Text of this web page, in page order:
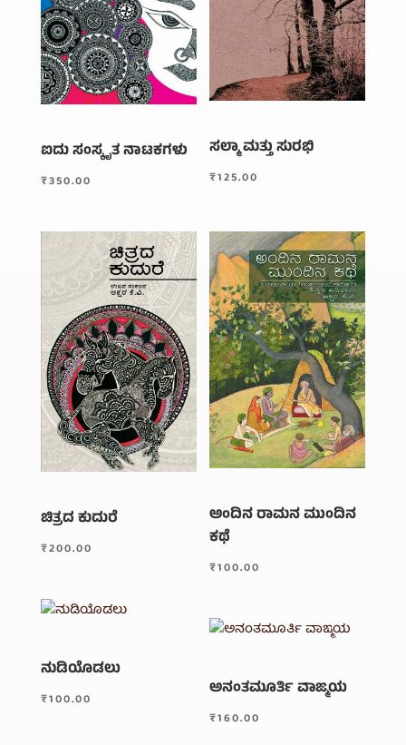
ಐದು ಸಂಸ್ಕೃತ ನಾಟಕಗಳು
₹350.00
ಸಲ್ಮಾ ಮತ್ತು ಸುರಭಿ
₹125.00
ಚಿತ್ರದ ಕುದುರೆ
₹200.00
ಅಂದಿನ ರಾಮನ ಮುಂದಿನ
ಕಥೆ
₹100.00
ನುಡಿಯೊಡಲು
₹100.00 ಅನಂತಮೂರ್ತಿ ವಾಙ್ಮಯ
₹160.00